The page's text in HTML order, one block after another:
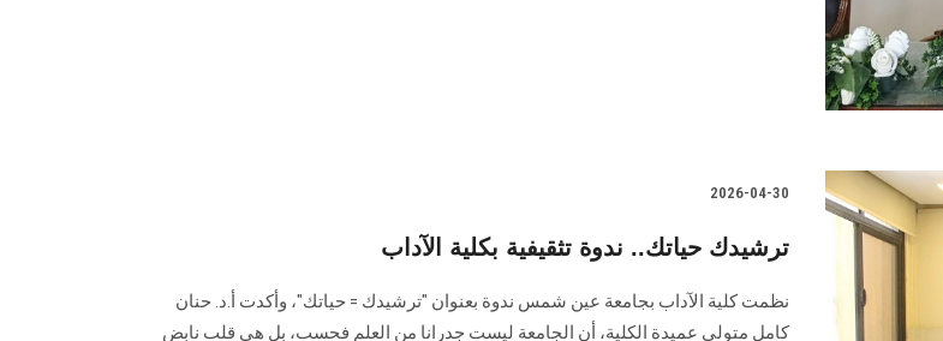
2026-04-30
ترشيدك حياتك.. ندوة تثقيفية بكلية الآداب
نظمت كلية الآداب بجامعة عين شمس ندوة بعنوان "ترشيدك = حياتك"، وأكدت أ.د. حنان
كامل متولي عميدة الكلية، أن الجامعة ليست جدرانا من العلم فحسب، بل هي قلب نابض